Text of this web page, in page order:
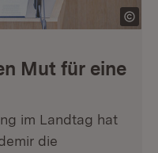
Mut für eine
im Landtag hat
die